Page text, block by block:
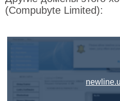
(Compubyte Limited):